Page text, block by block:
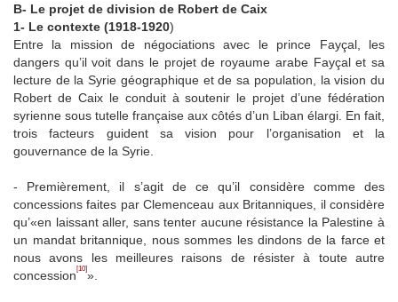
B- Le projet de division de Robert de Caix
1- Le contexte (1918-1920)
Entre la mission de négociations avec le prince Fayçal, les
dangers qu’il voit dans le projet de royaume arabe Fayçal et sa
lecture de la Syrie géographique et de sa population, la vision du
Robert de Caix le conduit à soutenir le projet d’une fédération
syrienne sous tutelle française aux côtés d’un Liban élargi. En fait,
trois facteurs guident sa vision pour l’organisation et la
gouvernance de la Syrie.
- Premièrement, il s’agit de ce qu’il considère comme des
concessions faites par Clemenceau aux Britanniques, il considère
qu’«en laissant aller, sans tenter aucune résistance la Palestine à
un mandat britannique, nous sommes les dindons de la farce et
nous avons les meilleures raisons de résister à toute autre
concession [10]».